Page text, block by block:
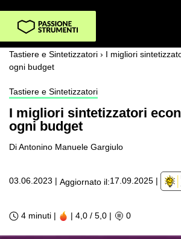
Tastiere e Sintetizzatori › I migliori
ogni budget
Tastiere e Sintetizzatori
I migliori sintetizzatori
ogni budget
Di Antonino Manuele Gargiulo
03.06.2023 | Aggiornato il:17.09.2025 |
4 minuti | | 4,0 / 5,0 | 0